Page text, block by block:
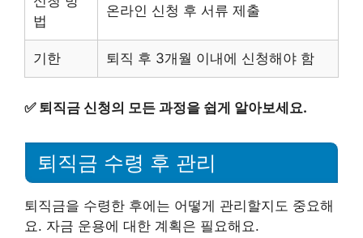
법
온라인 신청 후 서류 제출
기한 퇴직 후 3개월 이내에 신청해야 함
✅ 퇴직금 신청의 모든 과정을 쉽게 알아보세요.
퇴직금 수령 후 관리
퇴직금을 수령한 후에는 어떻게 관리할지도 중요해
요. 자금 운용에 대한 계획은 필요해요.